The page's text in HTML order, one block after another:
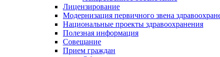
Лицензирование
Модернизация первичного звена
Национальные проекты здравоохранения
Полезная информация
Совещание
Прием граждан